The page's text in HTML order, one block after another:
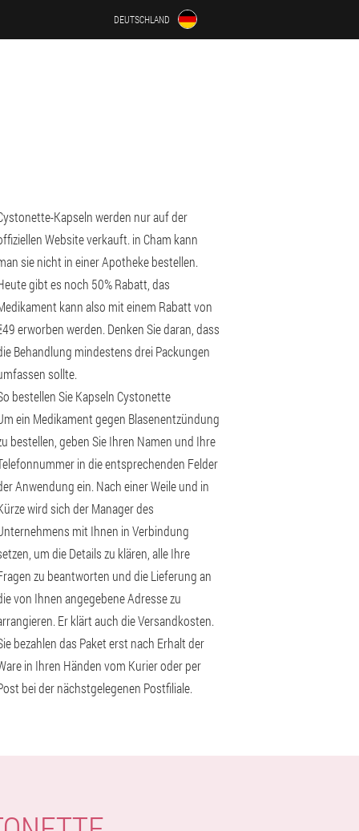
DEUTSCHLAND
Kapseln werden nur auf der
Website verkauft. in Cham kann
sie nicht in einer Apotheke bestellen.
gibt es noch 50% Rabatt, das
kann also mit einem Rabatt von
erworben werden. Denken Sie daran, dass
Behandlung mindestens drei Packungen
sollte.
bestellen Sie Kapseln Cystonette
ein Medikament gegen Blasenentzündung
bestellen, geben Sie Ihren Namen und Ihre
in die entsprechenden Felder
Anwendung ein. Nach einer Weile und in
wird sich der Manager des
mit Ihnen in Verbindung
um die Details zu klären, alle Ihre
zu beantworten und die Lieferung an
von Ihnen angegebene Adresse zu
Er klärt auch die Versandkosten.
bezahlen das Paket erst nach Erhalt der
in Ihren Händen vom Kurier oder per
bei der nächstgelegenen Postfiliale.